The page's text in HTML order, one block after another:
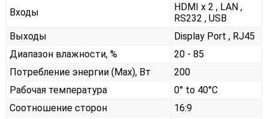
Входы
HDMI x 2 , LAN ,
RS232 , USB
Выходы
Display Port , RJ45
Диапазон влажности, %
20 - 85
Потребление энергии (Max), Вт
200
Рабочая температура
0° to 40°C
Соотношение сторон
16:9